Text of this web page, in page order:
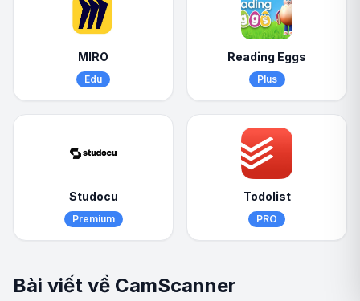
MIRO
Edu
Reading Eggs
Plus
Studocu
Premium
Todolist
PRO
Bài viết về CamScanner